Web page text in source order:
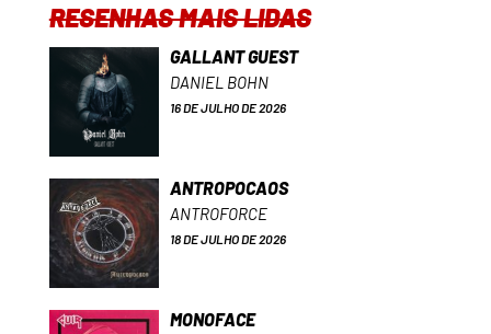
RESENHAS MAIS LIDAS
GALLANT GUEST
DANIEL BOHN
16 DE JULHO DE 2026
ANTROPOCAOS
ANTROFORCE
18 DE JULHO DE 2026
MONOFACE